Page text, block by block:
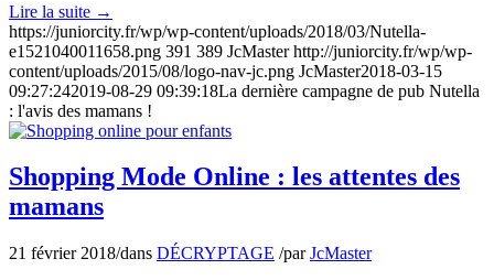
Lire la suite →
https://juniorcity.fr/wp/wp-content/uploads/2018/03/Nutella-
e1521040011658.png 391 389 JcMaster http://juniorcity.fr/wp/wp-
content/uploads/2015/08/logo-nav-jc.png JcMaster2018-03-15
09:27:242019-08-29 09:39:18La dernière campagne de pub Nutella
: l'avis des mamans !
Shopping Mode Online : les attentes des
mamans
21 février 2018/dans DÉCRYPTAGE /parJcMaster